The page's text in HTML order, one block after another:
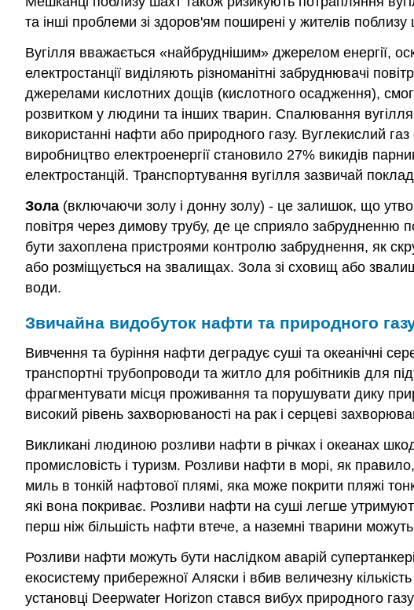
та інші проблеми зі здоров'ям поширені у жителів поблизу
Вугілля вважається «найбруднішим» джерелом енергії,
електростанції виділяють різноманітні забруднювачі
джерелами кислотних дощів (кислотного осадження),
розвитком у людини та інших тварин. Спалювання вугілля
використанні нафти або природного газу. Вуглекислий
виробництво електроенергії становило 27% викидів
електростанцій. Транспортування вугілля зазвичай
Зола (включаючи золу і донну золу) - це залишок, що
повітря через димову трубу, де це сприяло забрудненню
бути захоплена пристроями контролю забруднення, як
або розміщується на звалищах. Зола зі сховищ або
води.
Звичайна видобуток нафти та природного
Вивчення та буріння нафти деградує суші та океанічні
транспортні трубопроводи та житло для робітників для
фрагментувати місця проживання та порушувати дику
високий рівень захворюваності на рак і серцеві
Викликані людиною розливи нафти в річках і океанах
промисловість і туризм. Розливи нафти в морі, як
миль в тонкій нафтової плямі, яка може покрити пляжі
які вона покриває. Розливи нафти на суші легше
перш ніж більшість нафти втече, а наземні тварини
Розливи нафти можуть бути наслідком аварій
екосистему прибережної Аляски і вбив величезну
установці Deepwater Horizon стався вибух природного